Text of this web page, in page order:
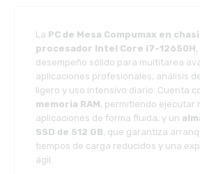
La PC de Mesa Compumax en
procesador Intel Core i7-12650H
desempeño sólido para multitarea
aplicaciones profesionales, análisis
ligero y uso intensivo diario. Cuenta
memoria RAM, permitiendo ejecutar
aplicaciones de forma fluida, y un
SSD de 512 GB, que garantiza
tiempos de carga reducidos y una
ágil.